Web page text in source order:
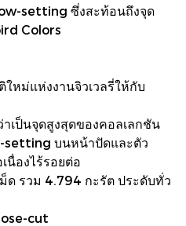
setting ซึ่งสะท้อนถึงจุด
Colors
ใหม่แห่งงานจิวเวลรี่ให้กับ
าเป็นจุดสูงสุดของคอลเลกชัน
setting บนหน้าปัดและตัว
นื่องไร้รอยต่อ
ด รวม 4.794 กะรัต ประดับทั่ว
cut